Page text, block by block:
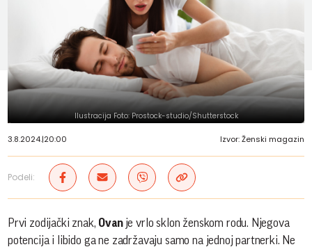
Ilustracija Foto: Prostock-studio/Shutterstock
3.8.2024.|20:00 Izvor: Ženski magazin
Podeli:
Prvi zodijački znak, Ovan je vrlo sklon ženskom rodu. Njegova
potencija i libido ga ne zadržavaju samo na jednoj partnerki. Ne